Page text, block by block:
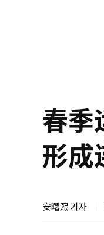
春季
形成
安曙熙 기자